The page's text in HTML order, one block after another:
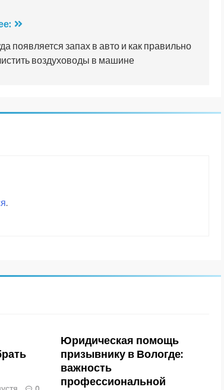
появляется запах в авто и как правильно
воздуховоды в машине
.
Юридическая помощь
призывнику в Вологде:
важность
профессиональной